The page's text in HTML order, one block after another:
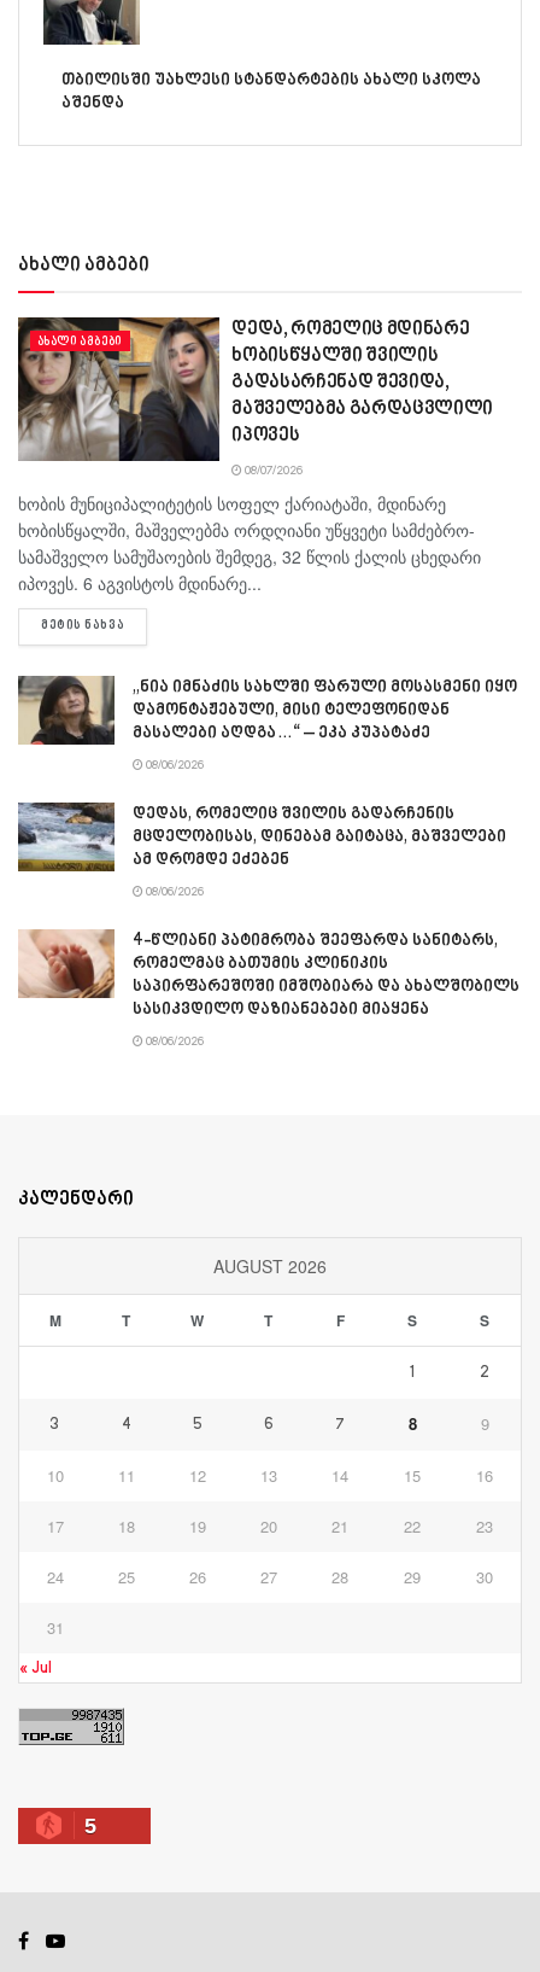
თბილისში უახლესი სტანდარტების ახალი სკოლა
აშენდა
ახალი ამბები
ᲐᲮᲐᲚᲘ ᲐᲛᲑᲔᲑᲘ
დედა, რომელიც მდინარე
ხობისწყალში შვილის
გადასარჩენად შევიდა,
მაშველებმა გარდაცვლილი
იპოვეს
08/07/2026
ხობის მუნიციპალიტეტის სოფელ ქარიატაში, მდინარე
ხობისწყალში, მაშველებმა ორდღიანი უწყვეტი სამძებრო-
სამაშველო სამუშაოების შემდეგ, 32 წლის ქალის ცხედარი
იპოვეს. 6 აგვისტოს მდინარე...
ᲛᲔᲢᲘᲡ ᲜᲐᲮᲕᲐ
„ნია იმნაძის სახლში ფარული მოსასმენი იყო
დამონტაჟებული, მისი ტელეფონიდან
მასალები აღდგა…“ – ეკა კუპატაძე
08/06/2026
დედას, რომელიც შვილის გადარჩენის
მცდელობისას, დინებამ გაიტაცა, მაშველები
ამ დრომდე ეძებენ
08/06/2026
4-წლიანი პატიმრობა შეეფარდა სანიტარს,
რომელმაც ბათუმის კლინიკის
საპირფარეშოში იმშობიარა და ახალშობილს
სასიკვდილო დაზიანებები მიაყენა
08/06/2026
კალენდარი
AUGUST 2026
M T W T F S S
1 2
3 4 5 6 7 8 9
10 11 12 13 14 15 16
17 18 19 20 21 22 23
24 25 26 27 28 29 30
31
« Jul
5